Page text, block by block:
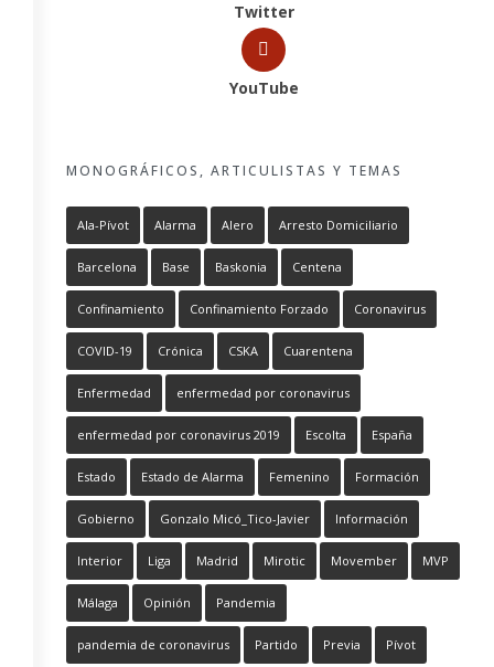
Twitter
YouTube
MONOGRÁFICOS, ARTICULISTAS Y TEMAS
Ala-Pívot Alarma Alero Arresto Domiciliario
Barcelona Base Baskonia Centena
Confinamiento Confinamiento Forzado Coronavirus
COVID-19 Crónica CSKA Cuarentena
Enfermedad enfermedad por coronavirus
enfermedad por coronavirus 2019 Escolta España
Estado Estado de Alarma Femenino Formación
Gobierno Gonzalo Micó_Tico-Javier Información
Interior Liga Madrid Mirotic Movember MVP
Málaga Opinión Pandemia
pandemia de coronavirus Partido Previa Pívot